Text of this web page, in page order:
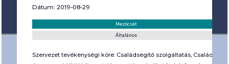
Dátum: 2019-08-29
Mezőcsát
Általános
Szervezet tevékenységi köre: Családsegítő szolgáltatás, Család